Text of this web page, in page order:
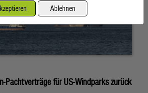
Pachtverträge für US-Windparks zurück
Ablehnen